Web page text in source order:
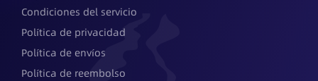
Condiciones del servicio
Política de privacidad
Política de envíos
Política de reembolso